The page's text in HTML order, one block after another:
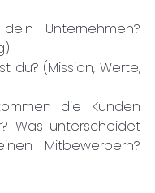
Unternehmen?
du? (Mission, Werte,
die Kunden
Was unterscheidet
Mitbewerbern?